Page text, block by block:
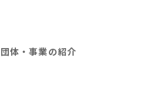
団体・事業の紹介